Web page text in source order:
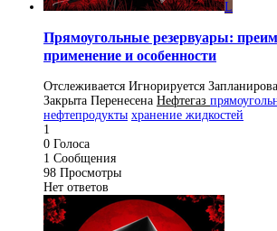
L
Прямоугольные резервуары:
применение и особенности
Отслеживается Игнорируется
Закрыта Перенесена Нефтегаз
нефтепродукты хранение жидкостей
1
0 Голоса
1 Сообщения
98 Просмотры
Нет ответов